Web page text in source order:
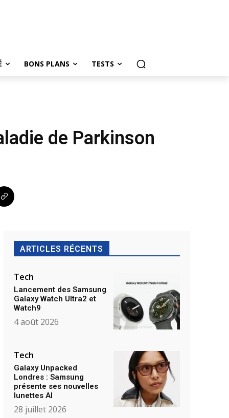
BONS PLANS TESTS
de Parkinson
ARTICLES RÉCENTS
Tech
Lancement des Samsung
Galaxy Watch Ultra2 et
Watch9
4 août 2026
Tech
Galaxy Unpacked
Londres : Samsung
présente ses nouvelles
lunettes AI
28 juillet 2026